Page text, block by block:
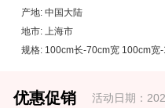
产地: 中国大陆
地市: 上海市
优惠促销
活动日期：